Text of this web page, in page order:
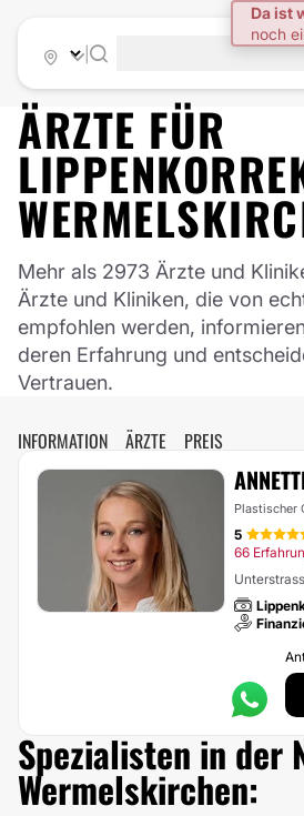
ÄRZTE FÜR
Mehr als 2973 Ärzte und
Ärzte und Kliniken, die von
empfohlen werden,
deren Erfahrung und
Vertrauen.
INFORMATION ÄRZTE PREIS
Plastischer
5
66
Spezialisten in der
Wermelskirchen: